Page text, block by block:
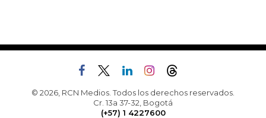
© 2026, RCN Medios. Todos los derechos reservados.
Cr. 13a 37-32, Bogotá
(+57) 1 4227600